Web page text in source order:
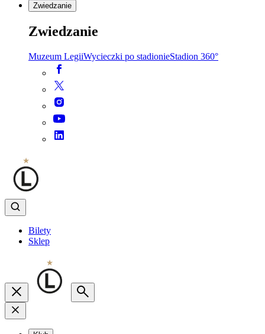
Zwiedzanie
Zwiedzanie
Muzeum LegiiWycieczki po stadionieStadion 360°
Bilety
Sklep